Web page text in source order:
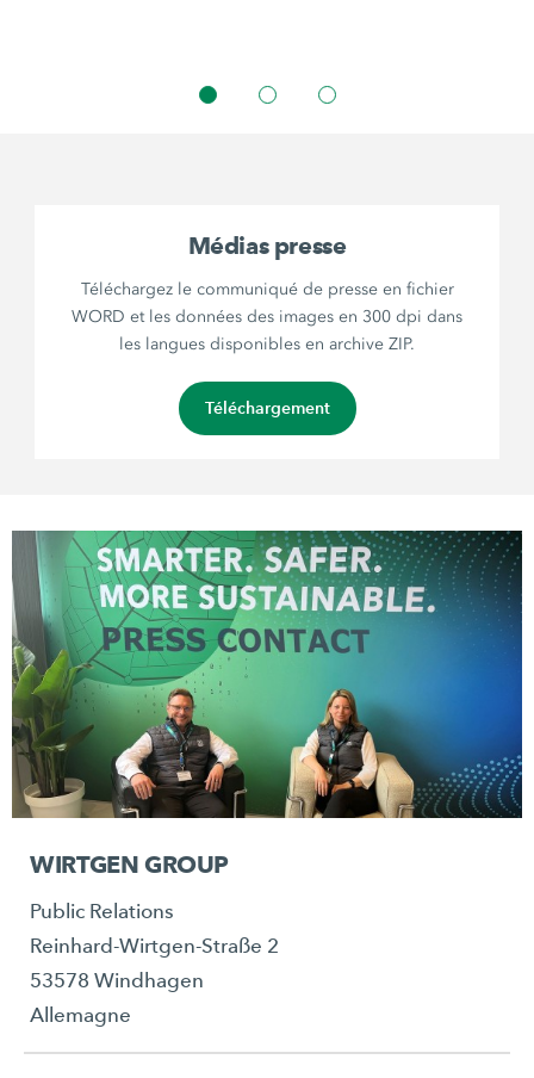
Médias presse
Téléchargez le communiqué de presse en fichier
WORD et les données des images en 300 dpi dans
les langues disponibles en archive ZIP.
Téléchargement
WIRTGEN GROUP
Public Relations
Reinhard-Wirtgen-Straße 2
53578 Windhagen
Allemagne